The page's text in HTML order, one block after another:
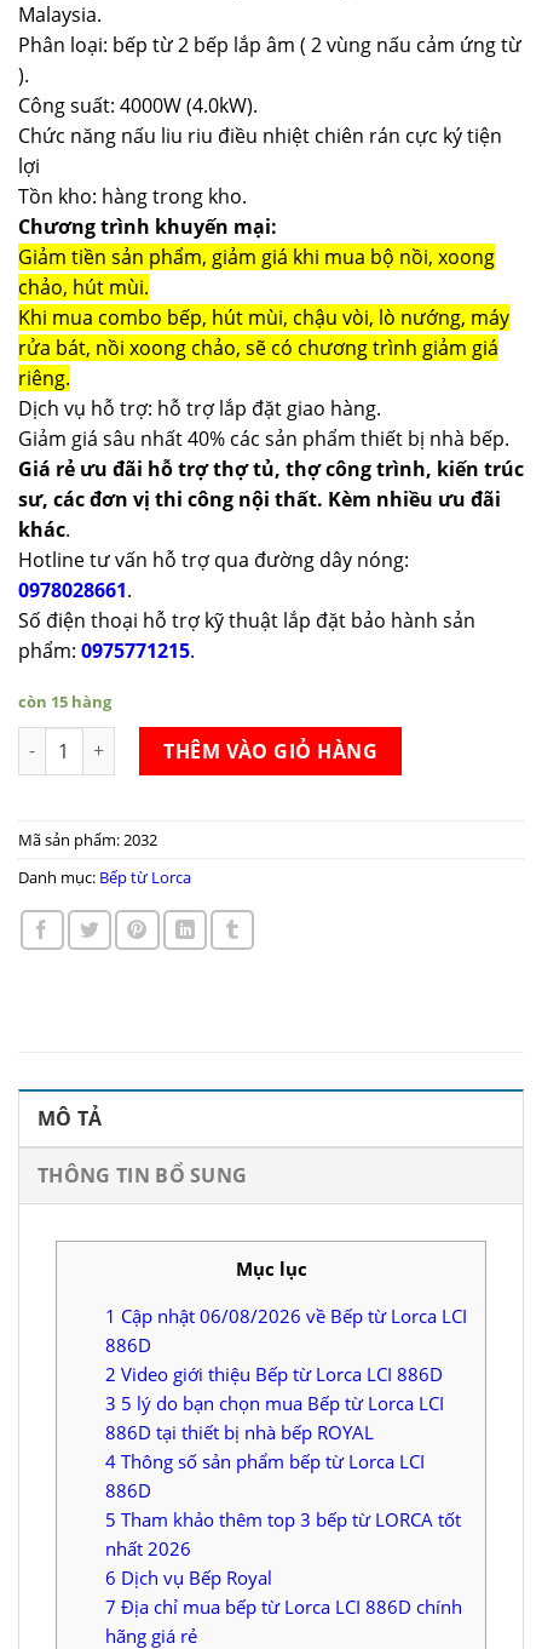
Malaysia.
Phân loại: bếp từ 2 bếp lắp âm ( 2 vùng nấu cảm ứng từ
).
Công suất: 4000W (4.0kW).
Chức năng nấu liu riu điều nhiệt chiên rán cực ký tiện
lợi
Tồn kho: hàng trong kho.
Chương trình khuyến mại:
Giảm tiền sản phẩm, giảm giá khi mua bộ nồi, xoong
chảo, hút mùi.
Khi mua combo bếp, hút mùi, chậu vòi, lò nướng, máy
rửa bát, nồi xoong chảo, sẽ có chương trình giảm giá
riêng.
Dịch vụ hỗ trợ: hỗ trợ lắp đặt giao hàng.
Giảm giá sâu nhất 40% các sản phẩm thiết bị nhà bếp.
Giá rẻ ưu đãi hỗ trợ thợ tủ, thợ công trình, kiến trúc
sư, các đơn vị thi công nội thất. Kèm nhiều ưu đãi
khác.
Hotline tư vấn hỗ trợ qua đường dây nóng:
0978028661.
Số điện thoại hỗ trợ kỹ thuật lắp đặt bảo hành sản
phẩm: 0975771215.
còn 15 hàng
Bếp từ Lorca LCI 886D số lượng
THÊM VÀO GIỎ HÀNG
Mã sản phẩm: 2032
Danh mục: Bếp từ Lorca
MÔ TẢ
THÔNG TIN BỔ SUNG
Mục lục
1 Cập nhật 06/08/2026 về Bếp từ Lorca LCI
886D
2 Video giới thiệu Bếp từ Lorca LCI 886D
3 5 lý do bạn chọn mua Bếp từ Lorca LCI
886D tại thiết bị nhà bếp ROYAL
4 Thông số sản phẩm bếp từ Lorca LCI
886D
5 Tham khảo thêm top 3 bếp từ LORCA tốt
nhất 2026
6 Dịch vụ Bếp Royal
7 Địa chỉ mua bếp từ Lorca LCI 886D chính
hãng giá rẻ